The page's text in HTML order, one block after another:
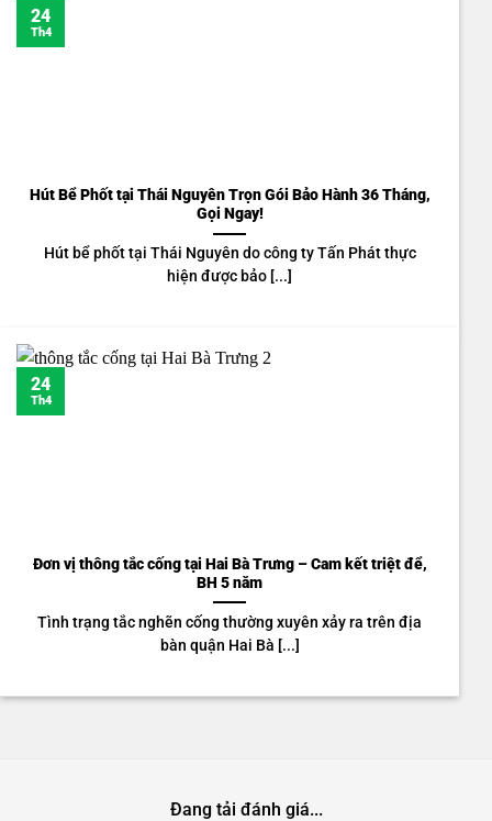
Hút Bể Phốt tại Thái Nguyên Trọn Gói Bảo Hành 36 Tháng,
Gọi Ngay!
Hút bể phốt tại Thái Nguyên do công ty Tấn Phát thực
hiện được bảo [...]
24
Th4
Đơn vị thông tắc cống tại Hai Bà Trưng – Cam kết triệt để,
BH 5 năm
Tình trạng tắc nghẽn cống thường xuyên xảy ra trên địa
bàn quận Hai Bà [...]
24
Th4
Đang tải đánh giá...